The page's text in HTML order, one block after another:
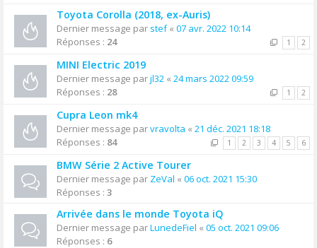
Toyota Corolla (2018, ex-Auris)
Dernier message par stef« 07 avr. 2022 10:14
Réponses : 24 1 2
MINI Electric 2019
Dernier message parjl32 « 24 mars 2022 09:59
Réponses : 28 1 2
Cupra Leon mk4
Dernier message parvravolta « 21 déc. 2021 18:18
Réponses : 84 1 2 3 4 5 6
BMW Série 2 Active Tourer
Dernier message par ZeVal « 06 oct. 2021 15:30
Réponses : 3
Arrivée dans le monde Toyota iQ
Dernier message parLunedeFiel « 05 oct. 2021 09:06
Réponses : 6